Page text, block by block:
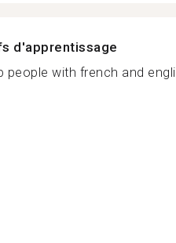
d'apprentissage
people with french and